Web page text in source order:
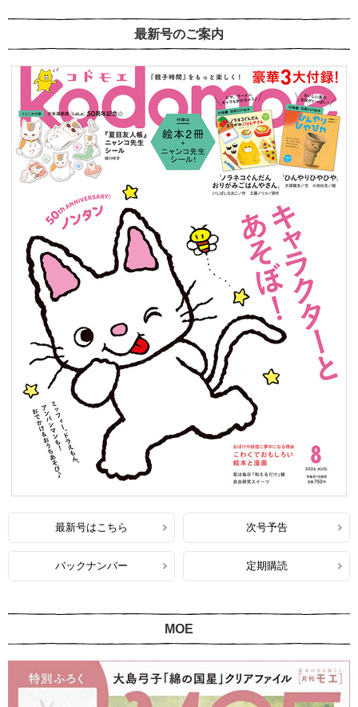
最新号のご案内
最新号はこちら 次号予告
バックナンバー 定期購読
MOE